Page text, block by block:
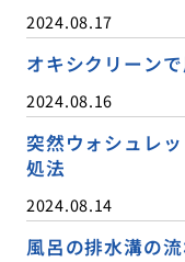
2024.08.17
オキシクリーン
2024.08.16
突然ウォシュレ
処法
2024.08.14
風呂の排水溝の